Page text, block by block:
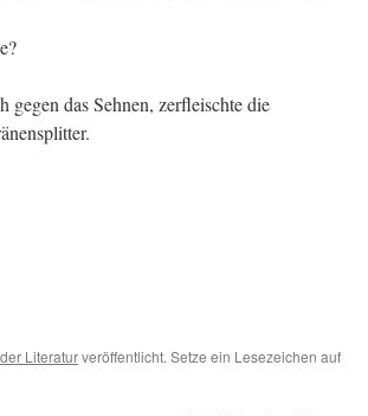
das Sehnen, zerfleischte die
Literaturveröffentlicht. Setze ein Lesezeichen auf